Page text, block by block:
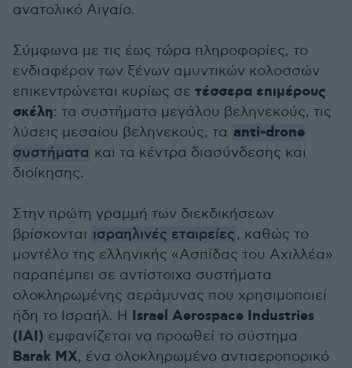
ανατολικό Αιγαίο.
Σύμφωνα με τις έως τώρα πληροφορίες, το
ενδιαφέρον των ξένων αμυντικών κολοσσών
επικεντρώνεται κυρίως σε τέσσερα επιμέρους
σκέλη: τα συστήματα μεγάλου βεληνεκούς, τις
λύσεις μεσαίου βεληνεκούς, τα anti-drone
συστήματα και τα κέντρα διασύνδεσης και
διοίκησης.
Στην πρώτη γραμμή των διεκδικήσεων
βρίσκονται ισραηλινές εταιρείες, καθώς το
μοντέλο της ελληνικής «Ασπίδας του Αχιλλέα»
παραπέμπει σε αντίστοιχα συστήματα
ολοκληρωμένης αεράμυνας που χρησιμοποιεί
ήδη το Ισραήλ. Η Israel Aerospace Industries
(IAI) εμφανίζεται να προωθεί το σύστημα
Barak MX, ένα ολοκληρωμένο αντιαεροπορικό